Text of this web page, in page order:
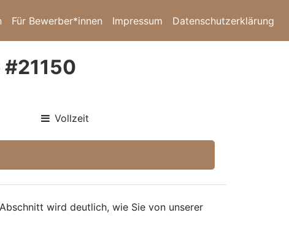
Für Bewerber*innen Impressum Datenschutzerklärung
Vollzeit
wird deutlich, wie Sie von unserer